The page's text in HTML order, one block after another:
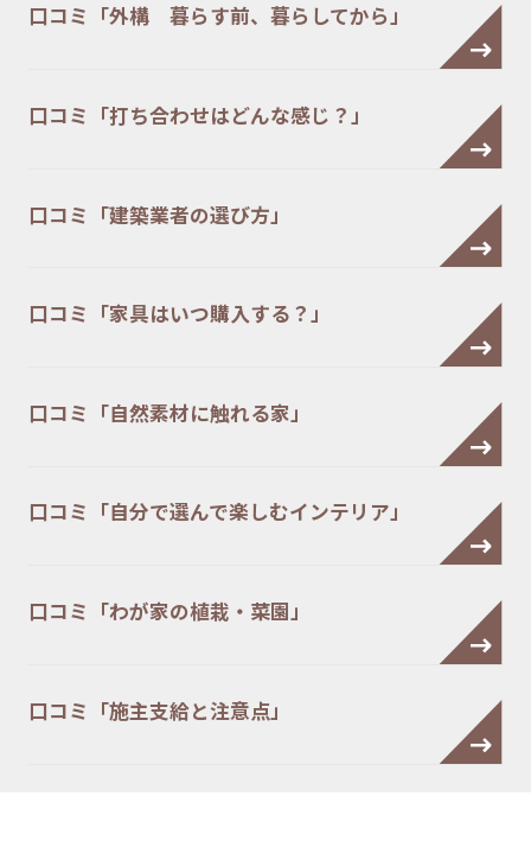
口コミ「外構 暮らす前、暮らしてから」
口コミ「打ち合わせはどんな感じ？」
口コミ「建築業者の選び方」
口コミ「家具はいつ購入する？」
口コミ「自然素材に触れる家」
口コミ「自分で選んで楽しむインテリア」
口コミ「わが家の植栽・菜園」
口コミ「施主支給と注意点」